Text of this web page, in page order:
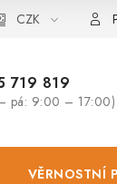
údajů
CZK
719 819
pá: 9:00 – 17:00)
VĚRNOSTNÍ